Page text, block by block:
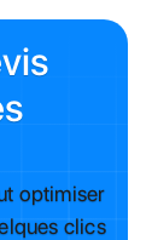
optimiser
clics